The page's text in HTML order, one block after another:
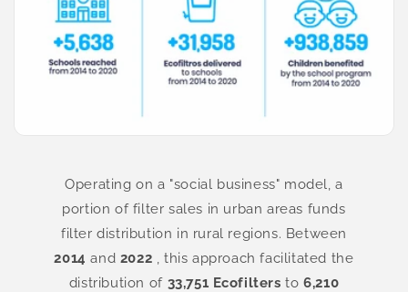
Operating on a "social business" model, a
portion of filter sales in urban areas funds
filter distribution in rural regions. Between
2014 and 2022 , this approach facilitated the
distribution of 33,751 Ecofilters to6,210